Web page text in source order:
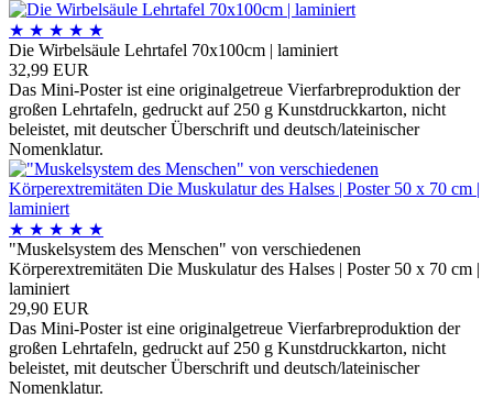
★ ★ ★ ★ ★
Die Wirbelsäule Lehrtafel 70x100cm | laminiert
32,99 EUR
Das Mini-Poster ist eine originalgetreue Vierfarbreproduktion der
großen Lehrtafeln, gedruckt auf 250 g Kunstdruckkarton, nicht
beleistet, mit deutscher Überschrift und deutsch/lateinischer
Nomenklatur.
★ ★ ★ ★ ★
"Muskelsystem des Menschen" von verschiedenen
Körperextremitäten Die Muskulatur des Halses | Poster 50 x 70 cm |
laminiert
29,90 EUR
Das Mini-Poster ist eine originalgetreue Vierfarbreproduktion der
großen Lehrtafeln, gedruckt auf 250 g Kunstdruckkarton, nicht
beleistet, mit deutscher Überschrift und deutsch/lateinischer
Nomenklatur.